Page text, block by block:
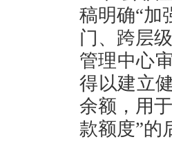
稿明确“加
门、跨层
管理中心
得以建立
余额，用
款额度”的